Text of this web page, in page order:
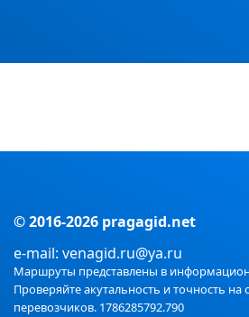
© 2016-2026 pragagid.net
е-mail: venagid.ru@ya.ru
Маршруты представлены в
Проверяйте акутальность и точность
перевозчиков. 1786285792.790